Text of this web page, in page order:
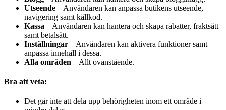
Utseende – Användaren kan anpassa butikens utseende,
navigering samt källkod.
Kassa – Användaren kan hantera och skapa rabatter, fraktsätt
samt betalsätt.
Inställningar – Användaren kan aktivera funktioner samt
anpassa innehåll i dessa.
Alla områden – Allt ovanstående.
Bra att veta:
Det går inte att dela upp behörigheten inom ett område i